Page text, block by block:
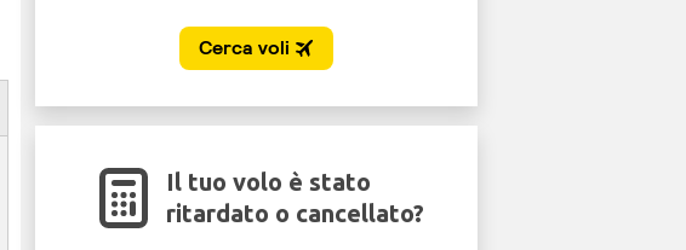
Il tuo volo è stato
ritardato o cancellato?